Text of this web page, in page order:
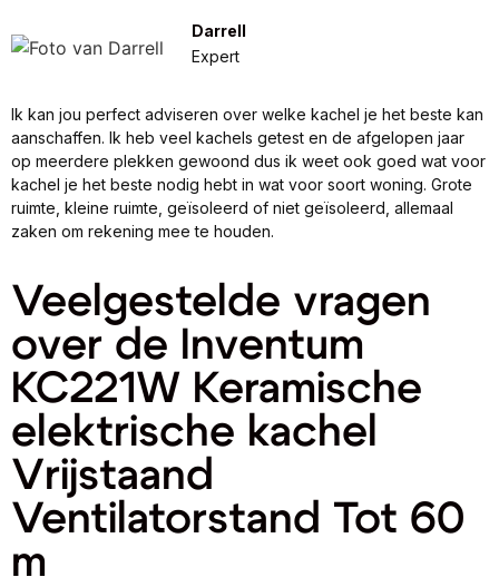
Darrell
Expert
Ik kan jou perfect adviseren over welke kachel je het beste kan
aanschaffen. Ik heb veel kachels getest en de afgelopen jaar
op meerdere plekken gewoond dus ik weet ook goed wat voor
kachel je het beste nodig hebt in wat voor soort woning. Grote
ruimte, kleine ruimte, geïsoleerd of niet geïsoleerd, allemaal
zaken om rekening mee te houden.
Veelgestelde vragen
over de Inventum
KC221W Keramische
elektrische kachel
Vrijstaand
Ventilatorstand Tot 60
m